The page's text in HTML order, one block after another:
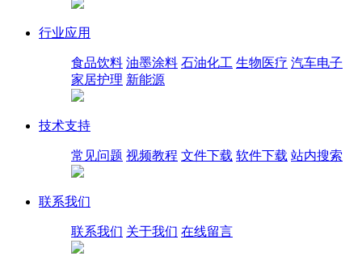
行业应用
食品饮料 油墨涂料 石油化工 生物医疗 汽车电子
家居护理 新能源
技术支持
常见问题 视频教程 文件下载 软件下载 站内搜索
联系我们
联系我们 关于我们 在线留言